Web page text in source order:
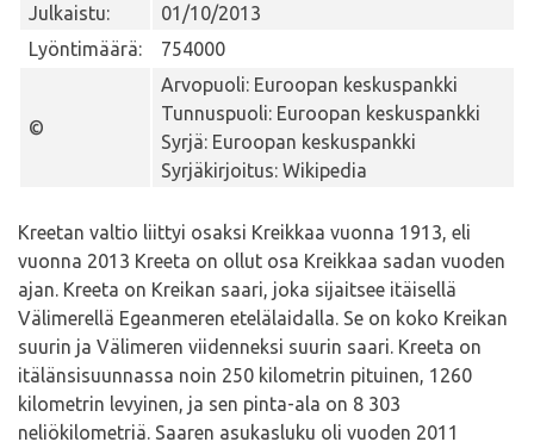
Julkaistu:
01/10/2013
Lyöntimäärä:
754000
©
Arvopuoli: Euroopan keskuspankki
Tunnuspuoli: Euroopan keskuspankki
Syrjä: Euroopan keskuspankki
Syrjäkirjoitus: Wikipedia
Kreetan valtio liittyi osaksi Kreikkaa vuonna 1913, eli
vuonna 2013 Kreeta on ollut osa Kreikkaa sadan vuoden
ajan. Kreeta on Kreikan saari, joka sijaitsee itäisellä
Välimerellä Egeanmeren etelälaidalla. Se on koko Kreikan
suurin ja Välimeren viidenneksi suurin saari. Kreeta on
itälänsisuunnassa noin 250 kilometrin pituinen, 1260
kilometrin levyinen, ja sen pinta-ala on 8 303
neliökilometriä. Saaren asukasluku oli vuoden 2011